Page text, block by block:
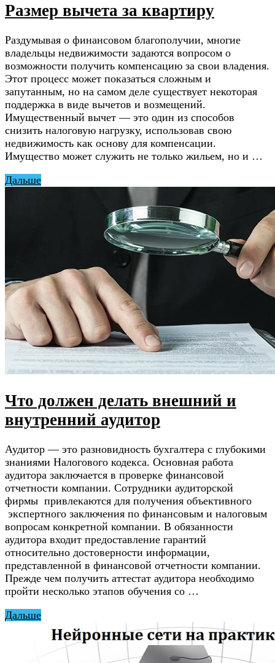
Размер вычета за квартиру
Раздумывая о финансовом благополучии, многие
владельцы недвижимости задаются вопросом о
возможности получить компенсацию за свои владения.
Этот процесс может показаться сложным и
запутанным, но на самом деле существует некоторая
поддержка в виде вычетов и возмещений.
Имущественный вычет — это один из способов
снизить налоговую нагрузку, использовав свою
недвижимость как основу для компенсации.
Имущество может служить не только жильем, но и …
Дальше
Что должен делать внешний и
внутренний аудитор
Аудитор — это разновидность бухгалтера с глубокими
знаниями Налогового кодекса. Основная работа
аудитора заключается в проверке финансовой
отчетности компании. Сотрудники аудиторской
фирмы привлекаются для получения объективного
экспертного заключения по финансовым и налоговым
вопросам конкретной компании. В обязанности
аудитора входит предоставление гарантий
относительно достоверности информации,
представленной в финансовой отчетности компании.
Прежде чем получить аттестат аудитора необходимо
пройти несколько этапов обучения со …
Дальше